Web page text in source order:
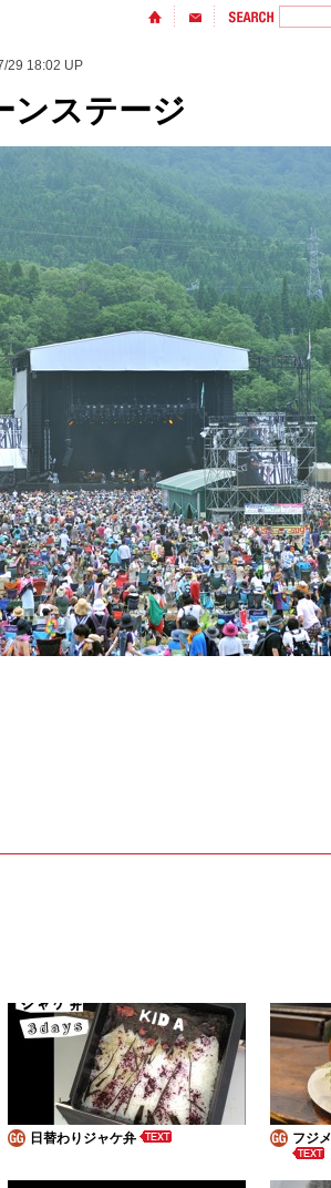
29 18:02 UP
ンステージ
日替わりジャケ弁 フジ